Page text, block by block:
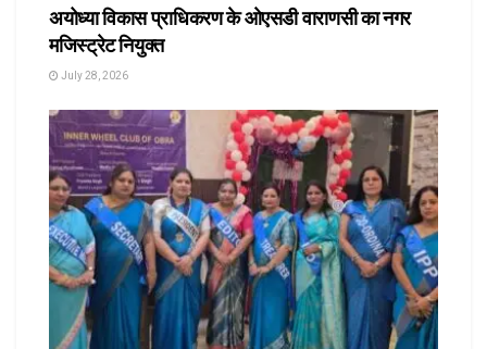
अयोध्या विकास प्राधिकरण के ओएसडी वाराणसी का नगर
मजिस्ट्रेट नियुक्त
July 28, 2026